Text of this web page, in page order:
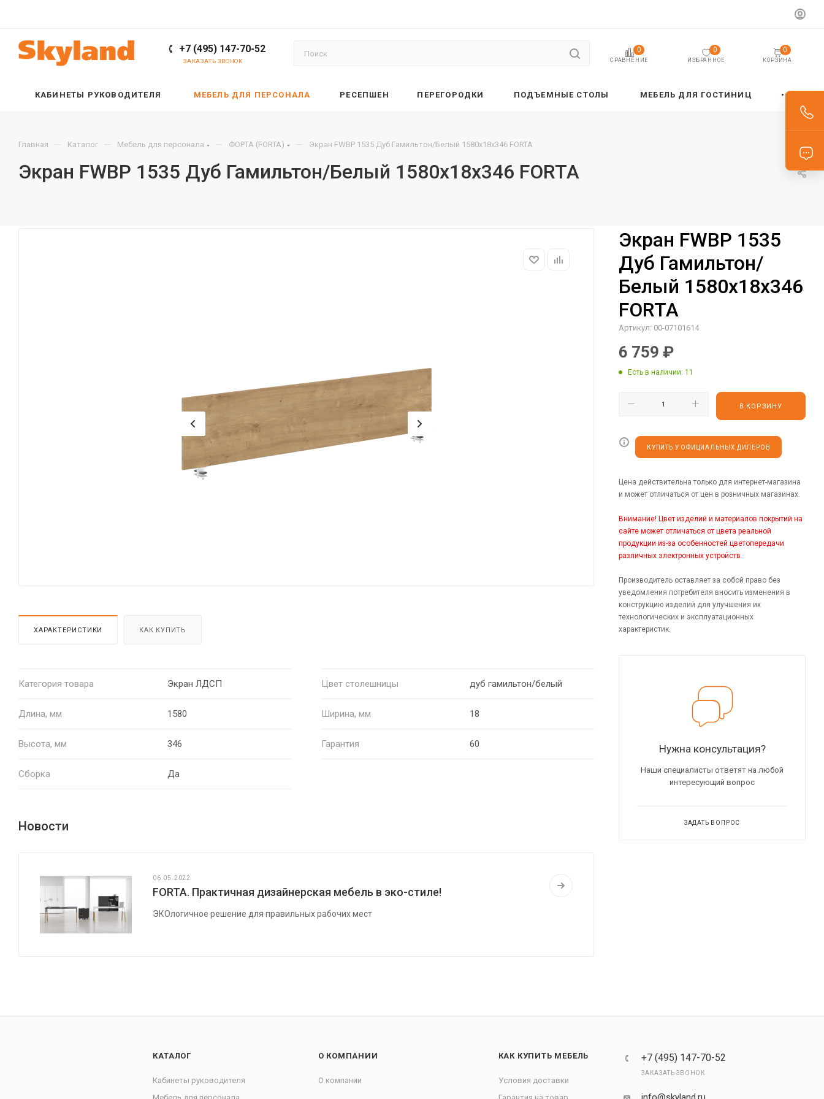
+7 (495) 147-70-52
ЗАКАЗАТЬ ЗВОНОК СРАВНЕНИЕ
0
ИЗБРАННОЕ
0
КОРЗИНА
0
КАБИНЕТЫ РУКОВОДИТЕЛЯ МЕБЕЛЬ ДЛЯ ПЕРСОНАЛА РЕСЕПШЕН ПЕРЕГОРОДКИ ПОДЪЕМНЫЕ СТОЛЫ МЕБЕЛЬ ДЛЯ ГОСТИНИЦ
Главная — Каталог — Мебель для персонала — ФОРТА (FORTA) — Экран FWBP 1535 Дуб Гамильтон/Белый 1580х18х346 FORTA
Экран FWBP 1535 Дуб Гамильтон/Белый 1580х18х346 FORTA
ХАРАКТЕРИСТИКИ КАК КУПИТЬ
Категория товара Экран ЛДСП Цвет столешницы дуб гамильтон/белый
Длина, мм 1580 Ширина, мм 18
Высота, мм 346 Гарантия 60
Сборка Да
Новости
06.05.2022
FORTA. Практичная дизайнерская мебель в эко-стиле!
ЭКОлогичное решение для правильных рабочих мест
Экран FWBP 1535
Дуб Гамильтон/
Белый 1580х18х346
FORTA
Артикул: 00-07101614
6 759 ₽
Есть в наличии: 11
В КОРЗИНУ
КУПИТЬ У ОФИЦИАЛЬНЫХ ДИЛЕРОВ
Цена действительна только для интернет-магазина
и может отличаться от цен в розничных магазинах.
Внимание! Цвет изделий и материалов покрытий на
сайте может отличаться от цвета реальной
продукции из-за особенностей цветопередачи
различных электронных устройств.
Производитель оставляет за собой право без
уведомления потребителя вносить изменения в
конструкцию изделий для улучшения их
технологических и эксплуатационных
характеристик.
Нужна консультация?
Наши специалисты ответят на любой
интересующий вопрос
ЗАДАТЬ ВОПРОС
КАТАЛОГ
Кабинеты руководителя
О КОМПАНИИ
О компании
КАК КУПИТЬ МЕБЕЛЬ
Условия доставки
+7 (495) 147-70-52
ЗАКАЗАТЬ ЗВОНОК